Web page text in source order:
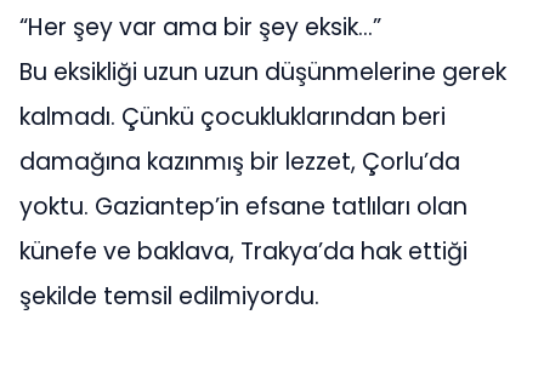
“Her şey var ama bir şey eksik…”
Bu eksikliği uzun uzun düşünmelerine gerek
kalmadı. Çünkü çocukluklarından beri
damağına kazınmış bir lezzet, Çorlu’da
yoktu. Gaziantep’in efsane tatlıları olan
künefe ve baklava, Trakya’da hak ettiği
şekilde temsil edilmiyordu.